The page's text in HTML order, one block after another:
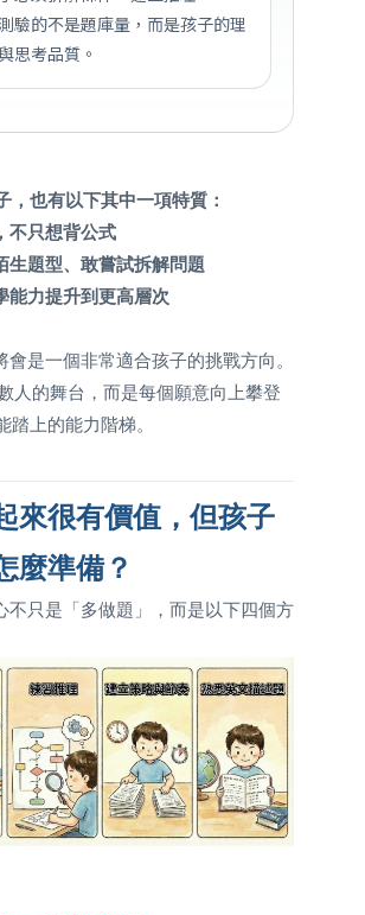
驗的不是題庫量，而是孩子的理
思考品質。
，也有以下其中一項特質：
不只想背公式
生題型、敢嘗試拆解問題
能力提升到更高層次
會是一個非常適合孩子的挑戰方向。
人的舞台，而是每個願意向上攀登
踏上的能力階梯。
來很有價值，但孩子
麼準備？
不只是「多做題」，而是以下四個方